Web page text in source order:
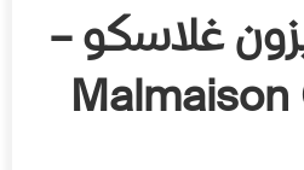
غلاسكو –